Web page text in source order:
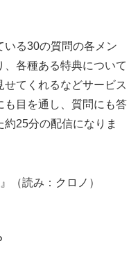
る30の質問の各メン
各種ある特典について
てくれるなどサービス
も目を通し、質問にも答
25分の配信になりま
（読み：クロノ）